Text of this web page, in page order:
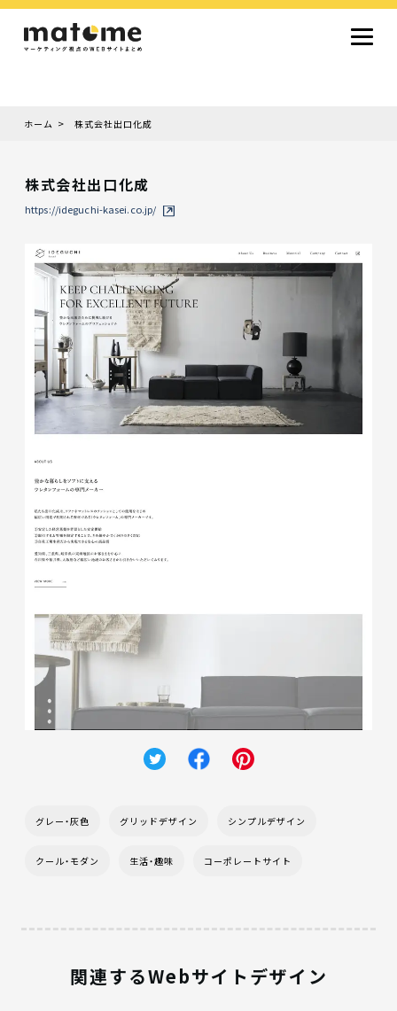
採用サイト
コーポレートサイト
オウンドメディア
ランディングページ
サービスサイト
Design
シンプルデザイン
クール・モダン
ナチュラル・温もり系
和風・ジャパニーズ
雑誌風・エディトリアル
イラスト
ミニマルデザイン
タイポグラフィ重視
グラデーション
高級感・ラグジュアリー
グリッドデザイン
フラットデザイン
モーション・アニメーション
テクスチャ・素材感
シングルページ
Color
色から探す
カラフル・多色
シルバー・銀色
ゴールド・金色
パープル・紫色
ブラウン・茶色
グリーン・緑色
ブルー・青色
イエロー・黄色
オレンジ・橙色
レッド・赤色
ピンク・桃色
グレー・灰色
ブラック・黒色
ホワイト・白色
ライトブルー・水色
ネイビー・紺色
Service
業種・職種から探す
ファッション・トレンド
デザイン・ブランディング
働き方・組織文化・価値観
生活・趣味
NPO・自治体・行政
銀行・金融・フィンテック
健康・フィットネス
車・バイク・乗り物
建築・不動産・空間デザイン
転職・求人
文化・伝統・アート
クリエイティブ・マーケティング
ペット・動物
美容・エステ
教育・子育て・スクール
レストラン・飲食・ウェディング
旅行・観光・ホテル・旅館
医療・介護・ヘルスケア
音楽・映像・エンタメ
IT・ツール・アプリ
農業・畜産・食品
製造・素材・化学
コンサルティング・投資
土木・建設・インフラ整備
デジタルマーケティング・広告
化粧品・美容製品
人材紹介・派遣
法律・会計・士業
製薬・バイオテクノロジー
ホーム 株式会社出口化成
株式会社出口化成
https://ideguchi-kasei.co.jp/
グレー・灰色 グリッドデザイン シンプルデザイン
クール・モダン 生活・趣味 コーポレートサイト
関連するWebサイトデザイン